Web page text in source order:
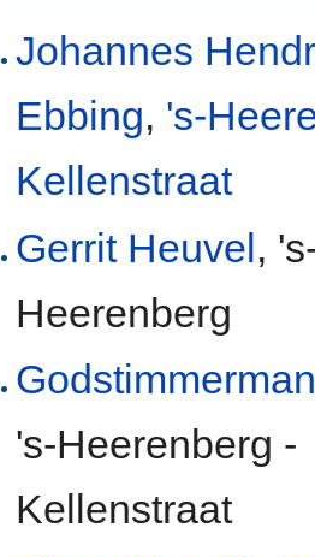
Johannes
Ebbing, 's-
Kellenstraat
Gerrit Heuvel,
Heerenberg
's-Heerenberg -
Kellenstraat